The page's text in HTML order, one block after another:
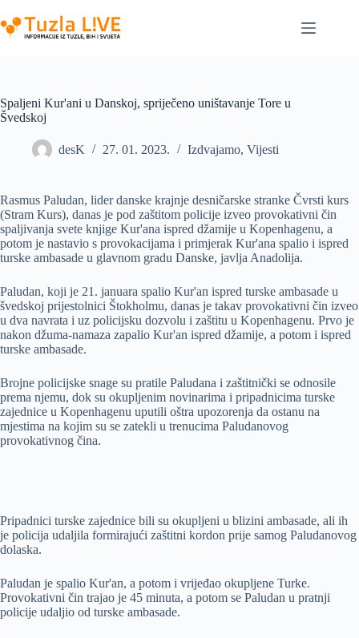
to
content
Spaljeni Kur'ani u Danskoj, spriječeno uništavanje Tore u
Švedskoj
desK 27. 01. 2023. Izdvajamo, Vijesti
Rasmus Paludan, lider danske krajnje desničarske stranke Čvrsti kurs
(Stram Kurs), danas je pod zaštitom policije izveo provokativni čin
spaljivanja svete knjige Kur'ana ispred džamije u Kopenhagenu, a
potom je nastavio s provokacijama i primjerak Kur'ana spalio i ispred
turske ambasade u glavnom gradu Danske, javlja Anadolija.
Paludan, koji je 21. januara spalio Kur'an ispred turske ambasade u
švedskoj prijestolnici Štokholmu, danas je takav provokativni čin izveo
u dva navrata i uz policijsku dozvolu i zaštitu u Kopenhagenu. Prvo je
nakon džuma-namaza zapalio Kur'an ispred džamije, a potom i ispred
turske ambasade.
Brojne policijske snage su pratile Paludana i zaštitnički se odnosile
prema njemu, dok su okupljenim novinarima i pripadnicima turske
zajednice u Kopenhagenu uputili oštra upozorenja da ostanu na
mjestima na kojim su se zatekli u trenucima Paludanovog
provokativnog čina.
Pripadnici turske zajednice bili su okupljeni u blizini ambasade, ali ih
je policija udaljila formirajući zaštitni kordon prije samog Paludanovog
dolaska.
Paludan je spalio Kur'an, a potom i vrijeđao okupljene Turke.
Provokativni čin trajao je 45 minuta, a potom se Paludan u pratnji
policije udaljio od turske ambasade.